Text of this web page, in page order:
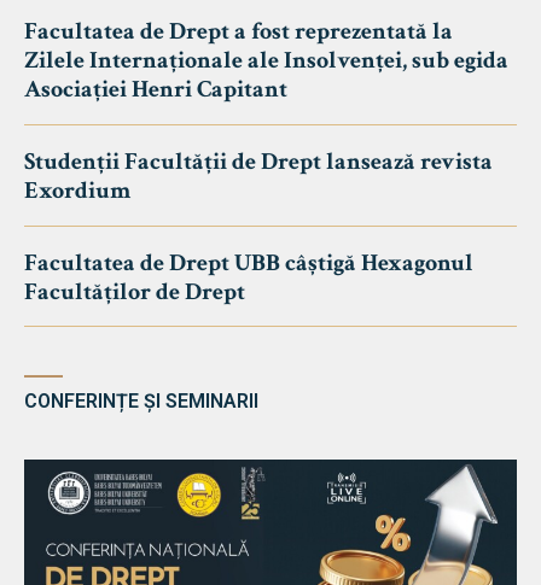
Facultatea de Drept a fost reprezentată la
Zilele Internaționale ale Insolvenței, sub egida
Asociației Henri Capitant
Studenții Facultății de Drept lansează revista
Exordium
Facultatea de Drept UBB câștigă Hexagonul
Facultăților de Drept
CONFERINȚE ȘI SEMINARII